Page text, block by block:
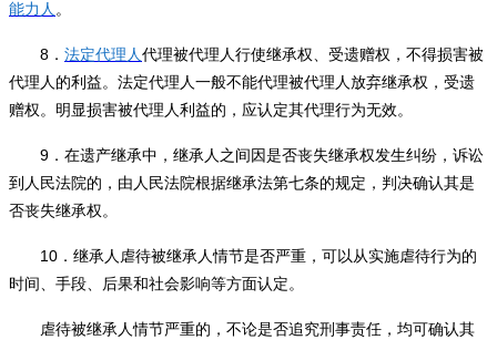
能力人 。
8 ． 法定代理人代理被代理人行使继承权、受遗赠权，不得损害被
代理人的利益。法定代理人一般不能代理被代理人放弃继承权，受遗
赠权。明显损害被代理人利益的，应认定其代理行为无效。
9 ．在遗产继承中，继承人之间因是否丧失继承权发生纠纷，诉讼
到人民法院的，由人民法院根据继承法第七条的规定，判决确认其是
否丧失继承权。
10 ．继承人虐待被继承人情节是否严重，可以从实施虐待行为的
时间、手段、后果和社会影响等方面认定。
虐待被继承人情节严重的，不论是否追究刑事责任，均可确认其